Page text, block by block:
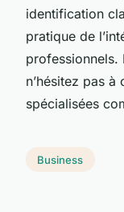
identification
pratique de
n’hésitez pas
spécialisées
Business